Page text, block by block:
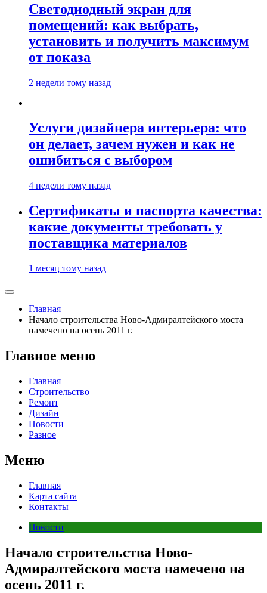
Светодиодный экран для
помещений: как выбрать,
установить и получить максимум
от показа
2 недели тому назад
Услуги дизайнера интерьера: что
он делает, зачем нужен и как не
ошибиться с выбором
4 недели тому назад
Сертификаты и паспорта качества:
какие документы требовать у
поставщика материалов
1 месяц тому назад
Главная
Начало строительства Ново-Адмиралтейского моста
намечено на осень 2011 г.
Главное меню
Главная
Строительство
Ремонт
Дизайн
Новости
Разное
Меню
Главная
Карта сайта
Контакты
Новости
Начало строительства Ново-
Адмиралтейского моста намечено на
осень 2011 г.